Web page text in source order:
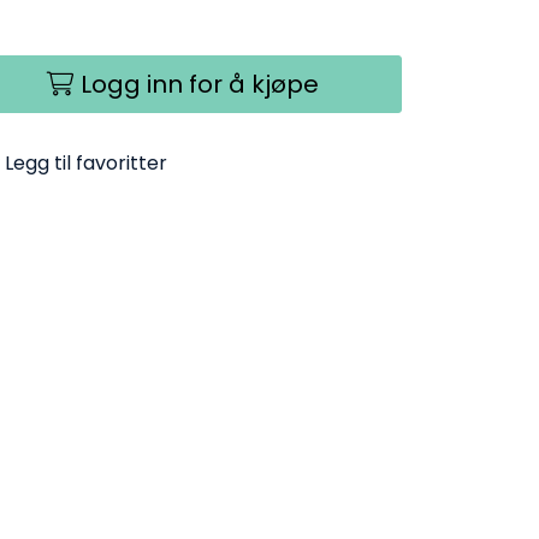
Logg inn for å kjøpe
Legg til favoritter